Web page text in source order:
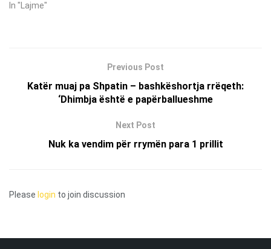
In "Lajme"
Previous Post
Katër muaj pa Shpatin – bashkëshortja rrëqeth:
‘Dhimbja është e papërballueshme
Next Post
Nuk ka vendim për rrymën para 1 prillit
Please login to join discussion